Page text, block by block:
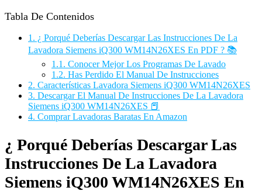
Tabla De Contenidos
1. ¿ Porqué Deberías Descargar Las Instrucciones De La
Lavadora Siemens iQ300 WM14N26XES En PDF ? 📚
1.1. Conocer Mejor Los Programas De Lavado
1.2. Has Perdido El Manual De Instrucciones
2. Características Lavadora Siemens iQ300 WM14N26XES
3. Descargar El Manual De Instrucciones De La Lavadora
Siemens iQ300 WM14N26XES 📕
4. Comprar Lavadoras Baratas En Amazon
¿ Porqué Deberías Descargar Las
Instrucciones De La Lavadora
Siemens iQ300 WM14N26XES En